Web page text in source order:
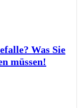
Was Sie
müssen!